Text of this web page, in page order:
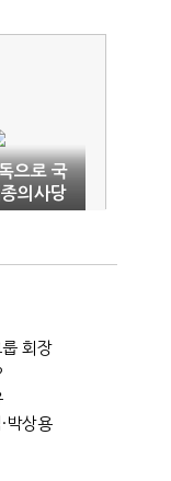
으로 국
의사당
회장
박상용